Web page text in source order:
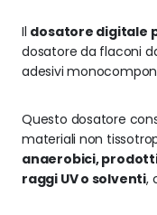
Il dosatore digitale
dosatore da flaconi
adesivi
Questo dosatore
materiali non
anaerobici,
raggi UV o solventi,